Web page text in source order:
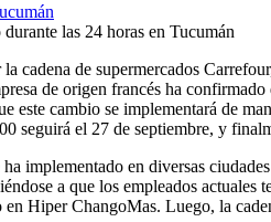
cadena de supermercados
de origen francés ha
este cambio se implementará de
seguirá el 27 de septiembre, y
implementado en diversas
a que los empleados
Hiper ChangoMas. Luego, la